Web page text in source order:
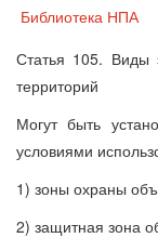
Библиотека НПА
Статья 105. Виды
территорий
Могут быть
условиями
1) зоны охраны
2) защитная зона